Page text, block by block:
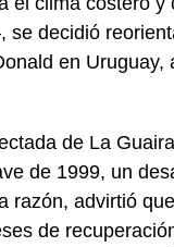
decidió
en Uruguay,
de La
de 1999, un
razón, advirtió
de